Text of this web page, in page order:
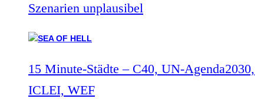
Szenarien unplausibel
15 Minute-Städte – C40, UN-Agenda2030,
ICLEI, WEF